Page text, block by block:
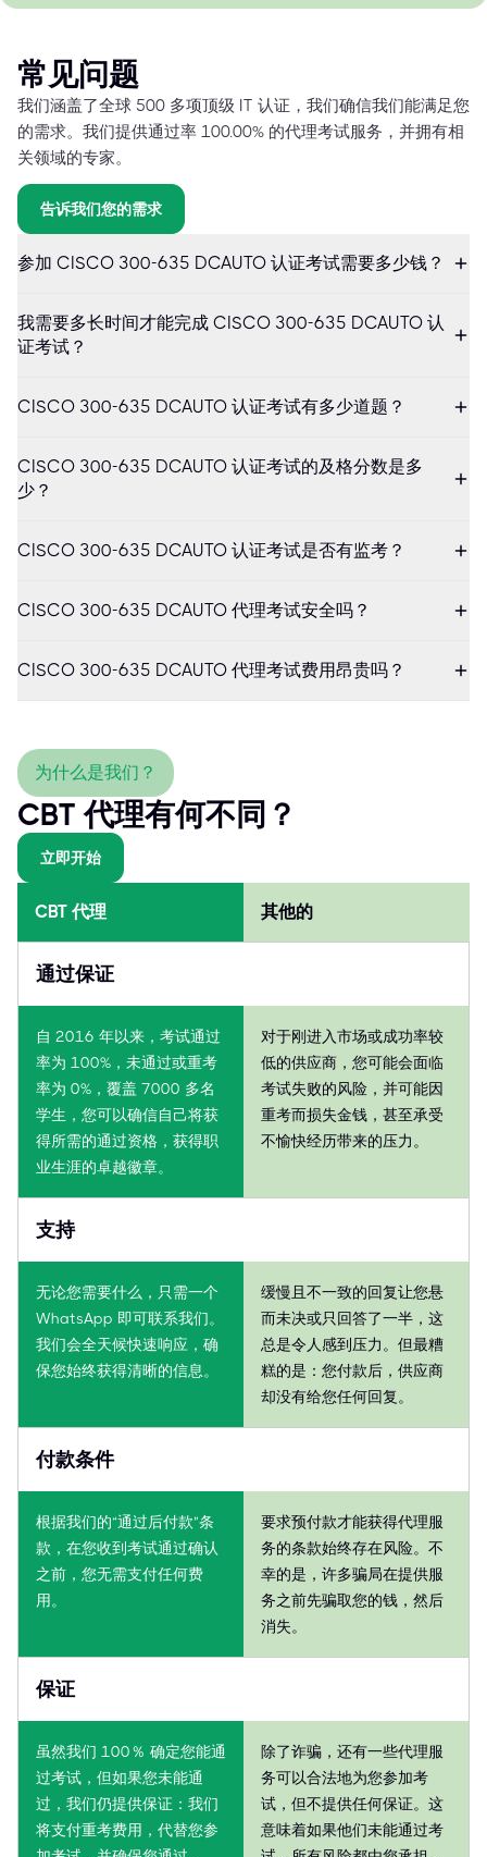
常见问题
我们涵盖了全球 500 多项顶级 IT 认证，我们确信我们能满足您
的需求。我们提供通过率 100.00% 的代理考试服务，并拥有相
关领域的专家。
告诉我们您的需求
参加 CISCO 300-635 DCAUTO 认证考试需要多少钱？
我需要多长时间才能完成 CISCO 300-635 DCAUTO 认
证考试？
CISCO 300-635 DCAUTO 认证考试有多少道题？
CISCO 300-635 DCAUTO 认证考试的及格分数是多
少？
CISCO 300-635 DCAUTO 认证考试是否有监考？
CISCO 300-635 DCAUTO 代理考试安全吗？
CISCO 300-635 DCAUTO 代理考试费用昂贵吗？
为什么是我们？
CBT 代理有何不同？
立即开始
CBT 代理 其他的
通过保证
自 2016 年以来，考试通过
率为 100%，未通过或重考
率为 0%，覆盖 7000 多名
学生，您可以确信自己将获
得所需的通过资格，获得职
业生涯的卓越徽章。
对于刚进入市场或成功率较
低的供应商，您可能会面临
考试失败的风险，并可能因
重考而损失金钱，甚至承受
不愉快经历带来的压力。
支持
无论您需要什么，只需一个
WhatsApp 即可联系我们。
我们会全天候快速响应，确
保您始终获得清晰的信息。
缓慢且不一致的回复让您悬
而未决或只回答了一半，这
总是令人感到压力。但最糟
糕的是：您付款后，供应商
却没有给您任何回复。
付款条件
根据我们的“通过后付款”条
款，在您收到考试通过确认
之前，您无需支付任何费
用。
要求预付款才能获得代理服
务的条款始终存在风险。不
幸的是，许多骗局在提供服
务之前先骗取您的钱，然后
消失。
保证
虽然我们 100％ 确定您能通
过考试，但如果您未能通
过，我们仍提供保证：我们
将支付重考费用，代替您参
除了诈骗，还有一些代理服
务可以合法地为您参加考
试，但不提供任何保证。这
意味着如果他们未能通过考